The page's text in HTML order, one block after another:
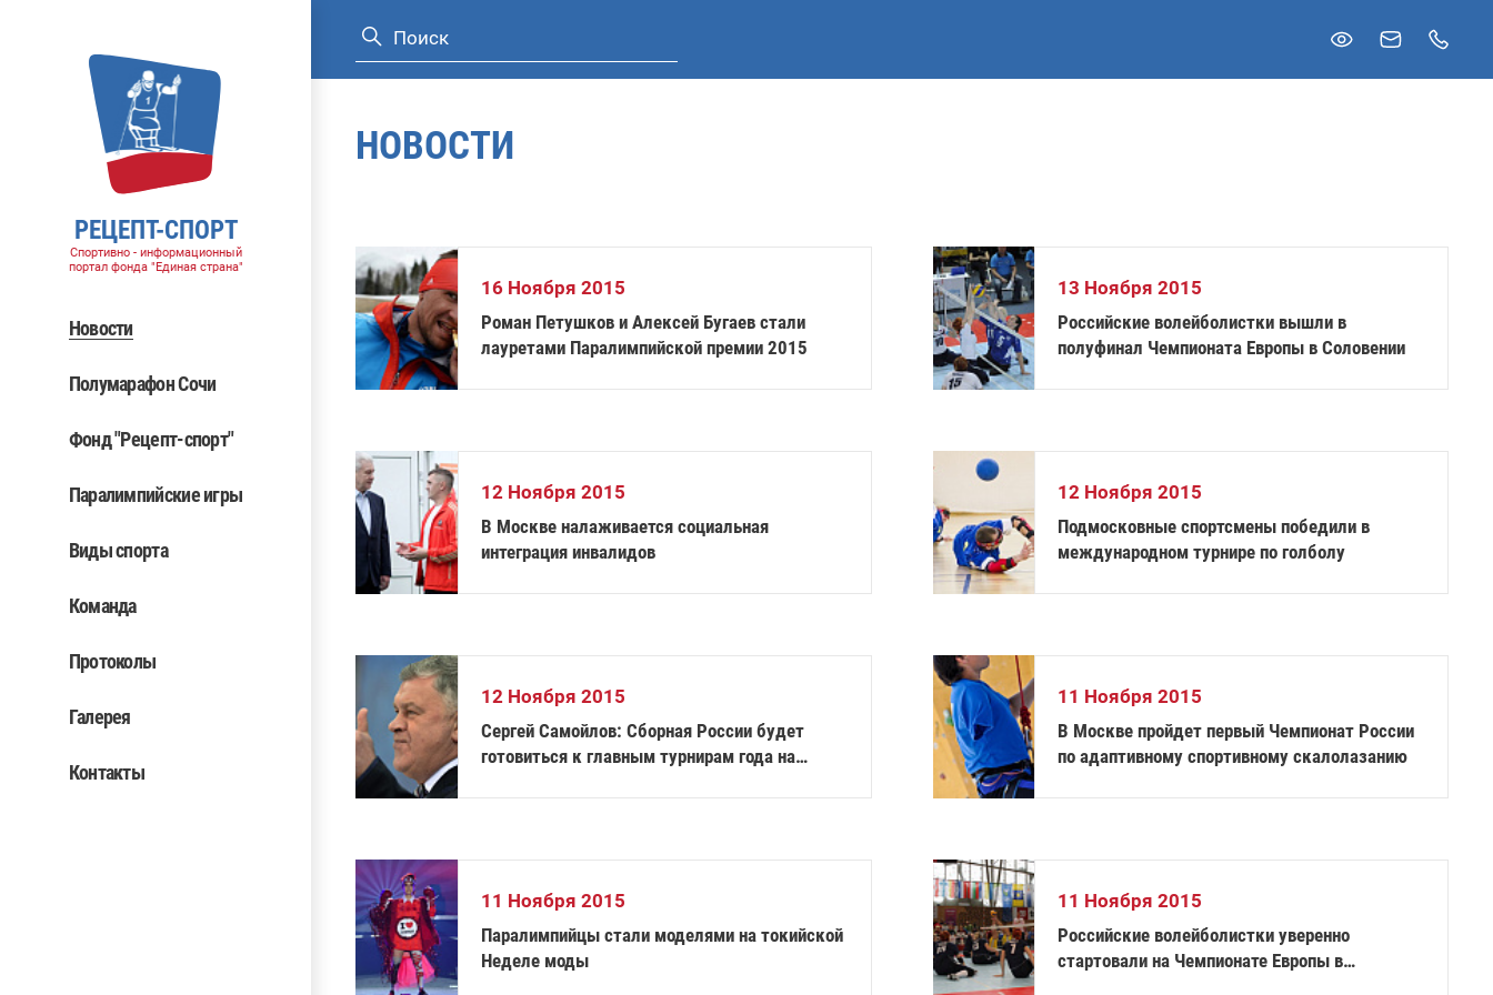
РЕЦЕПТ-СПОРТ
Спортивно - информационный
портал фонда "Единая страна"
Новости
Полумарафон Сочи
Фонд "Рецепт-спорт"
Паралимпийские игры
Виды спорта
Команда
Протоколы
Галерея
Контакты
НОВОСТИ
16 Ноября 2015
Роман Петушков и Алексей Бугаев стали
лауретами Паралимпийской премии 2015
13 Ноября 2015
Российские волейболистки вышли в
полуфинал Чемпионата Европы в Соловении
12 Ноября 2015
В Москве налаживается социальная
интеграция инвалидов
12 Ноября 2015
Подмосковные спортсмены победили в
международном турнире по голболу
12 Ноября 2015
Сергей Самойлов: Сборная России будет
готовиться к главным турнирам года на
11 Ноября 2015
В Москве пройдет первый Чемпионат России
по адаптивному спортивному скалолазанию
11 Ноября 2015
Паралимпийцы стали моделями на токийской
Неделе моды
11 Ноября 2015
Российские волейболистки уверенно
стартовали на Чемпионате Европы в